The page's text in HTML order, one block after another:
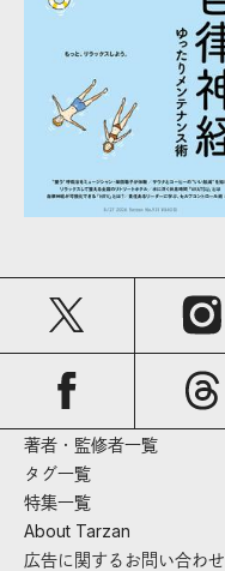
著者・監修者一覧
タグ一覧
特集一覧
About Tarzan
広告に関するお問い合わせ